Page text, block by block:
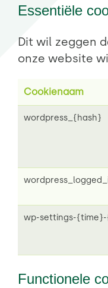
Essentiële
Dit wil zeggen
onze website
Cookienaam
wordpress_{hash}
wp-settings-{time}-
Functionele